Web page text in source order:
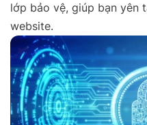
lớp bảo vệ, giúp bạn yên
website.